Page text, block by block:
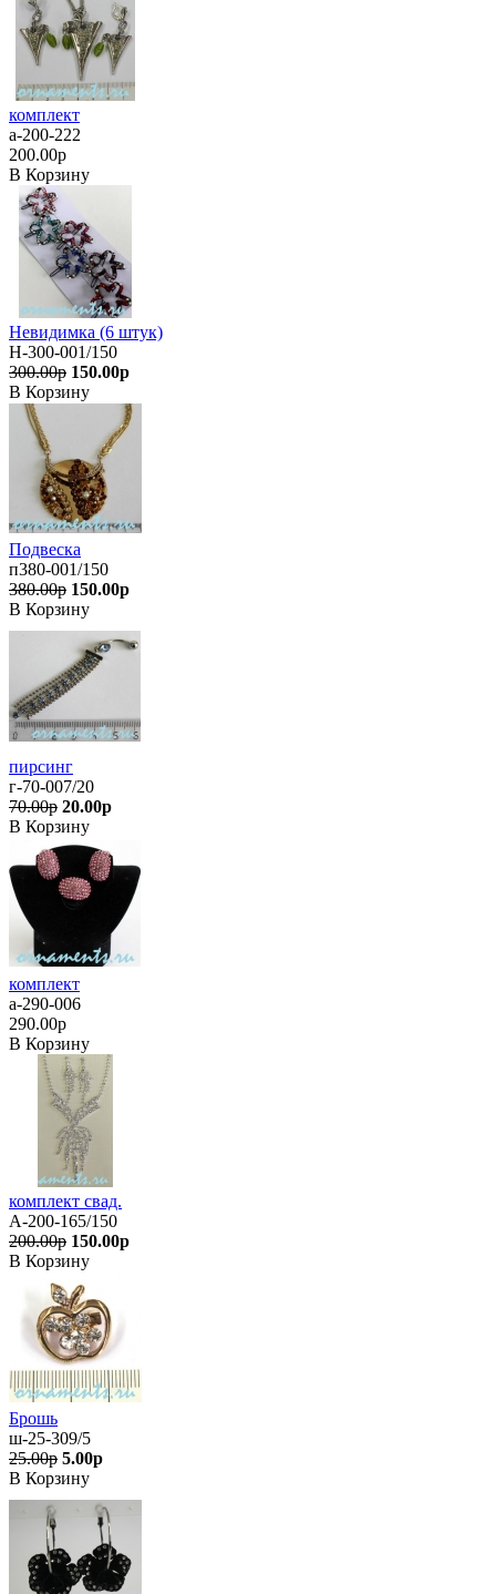
комплект
а-200-222
200.00р
В Корзину
Невидимка (6 штук)
Н-300-001/150
300.00р 150.00р
В Корзину
Подвеска
п380-001/150
380.00р 150.00р
В Корзину
пирсинг
г-70-007/20
70.00р 20.00р
В Корзину
комплект
а-290-006
290.00р
В Корзину
комплект свад.
А-200-165/150
200.00р 150.00р
В Корзину
Брошь
ш-25-309/5
25.00р 5.00р
В Корзину